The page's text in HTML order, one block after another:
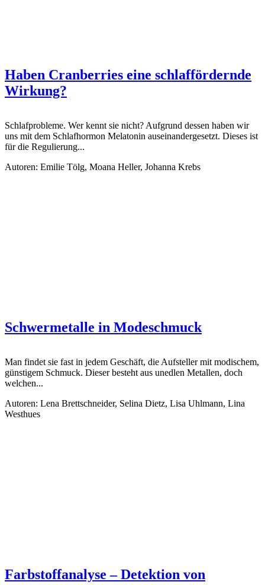
Haben Cranberries eine schlaffördernde
Wirkung?
Schlafprobleme. Wer kennt sie nicht? Aufgrund dessen haben wir
uns mit dem Schlafhormon Melatonin auseinandergesetzt. Dieses ist
für die Regulierung...
Autoren: Emilie Tölg, Moana Heller, Johanna Krebs
Schwermetalle in Modeschmuck
Man findet sie fast in jedem Geschäft, die Aufsteller mit modischem,
günstigem Schmuck. Dieser besteht aus unedlen Metallen, doch
welchen...
Autoren: Lena Brettschneider, Selina Dietz, Lisa Uhlmann, Lina
Westhues
Farbstoffanalyse – Detektion von